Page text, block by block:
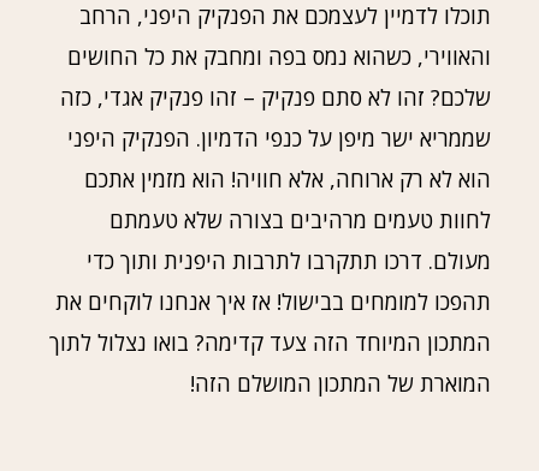
תוכלו לדמיין לעצמכם את הפנקיק היפני, הרחב
והאווירי, כשהוא נמס בפה ומחבק את כל החושים
שלכם? זהו לא סתם פנקיק – זהו פנקיק אגדי, כזה
שממריא ישר מיפן על כנפי הדמיון. הפנקיק היפני
הוא לא רק ארוחה, אלא חוויה! הוא מזמין אתכם
לחוות טעמים מרהיבים בצורה שלא טעמתם
מעולם. דרכו תתקרבו לתרבות היפנית ותוך כדי
תהפכו למומחים בבישול! אז איך אנחנו לוקחים את
המתכון המיוחד הזה צעד קדימה? בואו נצלול לתוך
המוארת של המתכון המושלם הזה!